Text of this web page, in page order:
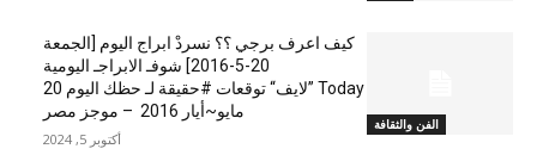
الفن والثقافة
كيف اعرف برجي ؟؟ نسردْ ابراج اليوم [الجمعة
20-5-2016] شوفـ الابراجـ اليومية
Today ”لايف“ توقعات #حقيقة لـ حظك اليوم 20
مايو~أيار 2016 – موجز مصر
أكتوبر 5, 2024